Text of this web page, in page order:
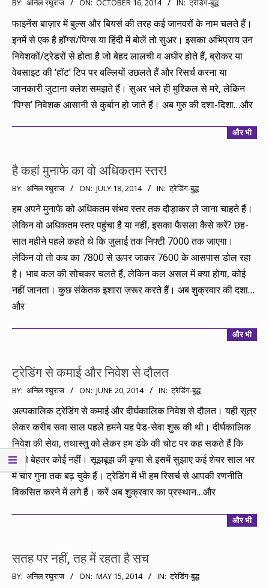
BY: अनिल रघुराज ON: OCTOBER 16, 2014 IN: ट्रेडिंग-बुद्ध
फाइनेंस बाज़ार में बुल्स और बियर्स की तरह कई जानवरों के नाम चलते हैं।
इनमें से एक है हॉग्स/पिग्स या हिंदी में बोलें तो सुअर। इसका अभिप्राय उन
निवेशकों/ट्रेडरों से होता है जो बेहद लालची व अधीर होते हैं, ब्रोकर या
वेबसाइट की ‘हॉट’ टिप पर बल्लियों उछलते हैं और रिसर्च करना या
जानकारी जुटाना क्लेश समझते हैं। सुअर भले ही मुश्किल से मरे, लेकिन
‘पिग्स’ निवेशक आसानी से कुर्बान हो जाते हैं। अब गुरु की दशा-दिशा…और
और भी
है कहां मुनाफे का वो अधिकतम स्तर!
2014-
18
BY: अनिल रघुराज ON: JULY 18, 2014 IN: ट्रेडिंग-बुद्ध
हम अपने मुनाफे को अधिकतम संभव स्तर तक दौड़ाकर ले जाना चाहते हैं।
लेकिन वो अधिकतम स्तर पहुंचा है या नहीं, इसका फैसला कैसे करें? छह-
सात महीने पहले कहते थे कि जुलाई तक निफ्टी 7000 तक जाएगा।
लेकिन वो तो कब का 7800 से ऊपर जाकर 7600 के आसपास डोल रहा
है। भाव कल की सोचकर चलते हैं, लेकिन कल असल में क्या होगा, कोई
नहीं जानता। कुछ संकेतक इशारा ज़रूर करते हैं। अब शुक्रवार की दशा…
और
और भी
ट्रेडिंग से कमाई और निवेश से दौलत
2014-
20
BY: अनिल रघुराज ON: JUNE 20, 2014 IN: ट्रेडिंग-बुद्ध
अल्पकालिक ट्रेडिंग से कमाई और दीर्घकालिक निवेश से दौलत। यही सूत्र
लेकर करीब सवा साल पहले हमने यह पेड-सेवा शुरू की थी। दीर्घकालिक
निवेश की सेवा, तथास्तु को लेकर हम डंके की चोट पर कह सकते हैं कि
हमसे बेहतर कोई नहीं। सूझबूझ की कृपा से इसमें सुझाए कई शेयर साल भर
में चार गुना तक बढ़ चुके हैं। ट्रेडिंग में भी हम रिसर्च से आपकी रणनीति
विकसित करने में लगे हैं। करें अब शुक्रवार का प्रस्थान…और
और भी
सतह पर नहीं, तह में रहता है सच
2014-
BY: अनिल रघुराज ON: MAY 15, 2014 IN: ट्रेडिंग-बुद्ध